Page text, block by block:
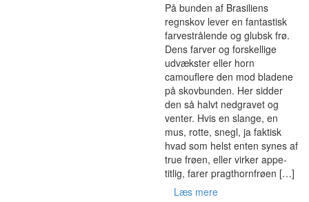
På bunden af Brasiliens
regnskov lever en fantastisk
farvestrålende og glubsk frø.
Dens farver og forskellige
udvækster eller horn
camouflere den mod bladene
på skovbunden. Her sidder
den så halvt nedgravet og
venter. Hvis en slange, en
mus, rotte, snegl, ja faktisk
hvad som helst enten synes af
true frøen, eller virker appe-
titlig, farer pragthornfrøen […]
Læs mere